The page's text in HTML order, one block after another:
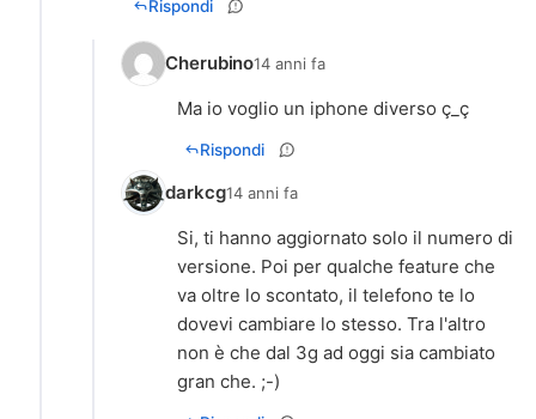
Rispondi
Cherubino14 anni fa
Ma io voglio un iphone diverso ç_ç
Rispondi
darkcg14 anni fa
Si, ti hanno aggiornato solo il numero di
versione. Poi per qualche feature che
va oltre lo scontato, il telefono te lo
dovevi cambiare lo stesso. Tra l'altro
non è che dal 3g ad oggi sia cambiato
gran che. ;-)